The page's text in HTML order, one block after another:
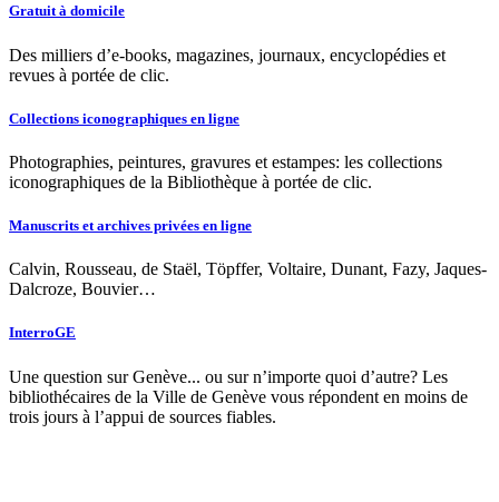
Gratuit à domicile
Des milliers d’e-books, magazines, journaux, encyclopédies et
revues à portée de clic.
Collections iconographiques en ligne
Photographies, peintures, gravures et estampes: les collections
iconographiques de la Bibliothèque à portée de clic.
Manuscrits et archives privées en ligne
Calvin, Rousseau, de Staël, Töpffer, Voltaire, Dunant, Fazy, Jaques-
Dalcroze, Bouvier…
InterroGE
Une question sur Genève... ou sur n’importe quoi d’autre? Les
bibliothécaires de la Ville de Genève vous répondent en moins de
trois jours à l’appui de sources fiables.